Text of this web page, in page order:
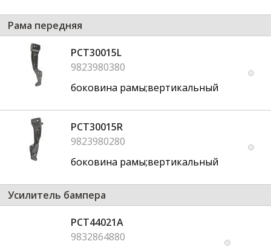
Рама передняя
PCT30015L
9823980380
боковина рамы;вертикальный
PCT30015R
9823980280
боковина рамы;вертикальный
Усилитель бампера
PCT44021A
9832864880